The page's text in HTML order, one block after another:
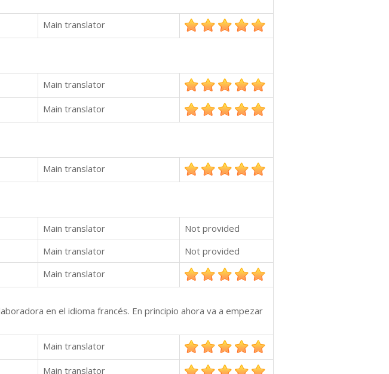
Main translator
Main translator
Main translator
Main translator
Main translator
Not provided
Main translator
Not provided
Main translator
en el idioma francés. En principio ahora va a empezar
Main translator
Main translator